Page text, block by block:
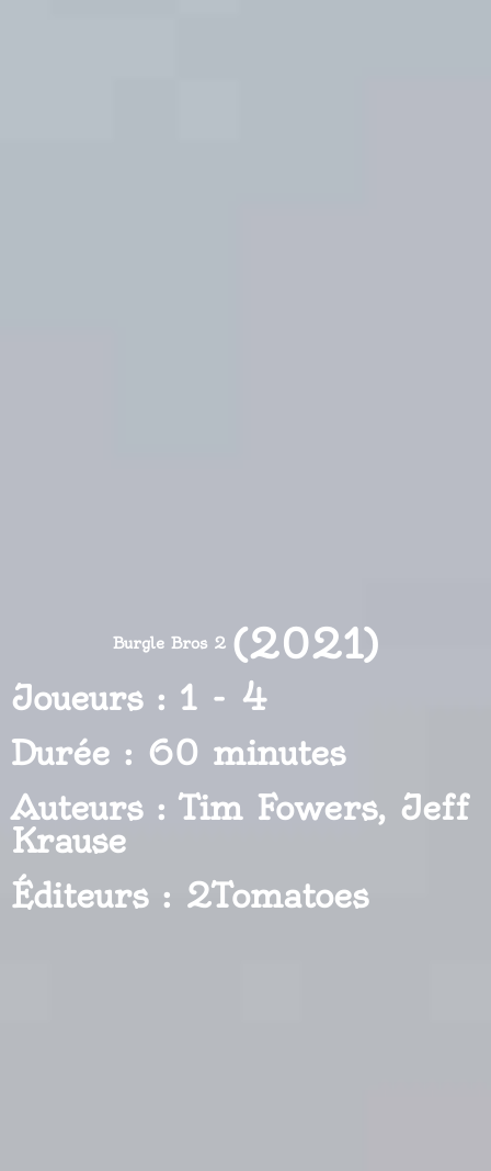
Burgle Bros 2 (2021)
Joueurs : 1 - 4
Durée : 60 minutes
Auteurs : Tim Fowers, Jeff
Krause
Éditeurs : 2Tomatoes